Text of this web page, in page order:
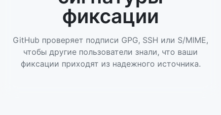
фиксации
GitHub проверяет подписи GPG, SSH или S/MIME,
чтобы другие пользователи знали, что ваши
фиксации приходят из надежного источника.